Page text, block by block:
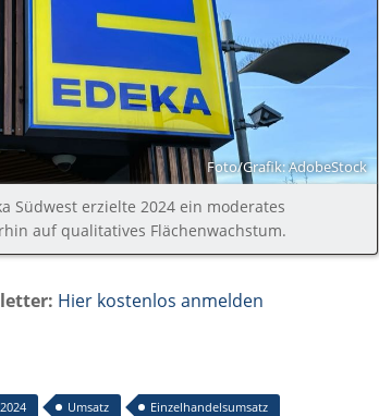
Foto/Grafik: AdobeStock
Südwest erzielte 2024 ein moderates
auf qualitatives Flächenwachstum.
Hier kostenlos anmelden
Umsatz Einzelhandelsumsatz